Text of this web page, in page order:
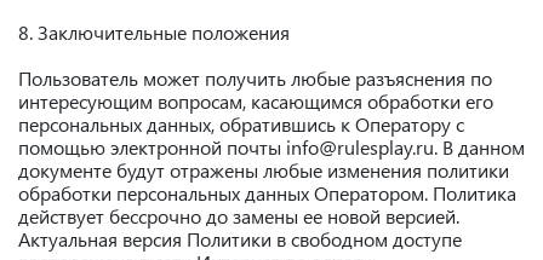
8. Заключительные положения
Пользователь может получить любые разъяснения по
интересующим вопросам, касающимся обработки его
персональных данных, обратившись к Оператору с
помощью электронной почты info@rulesplay.ru. В данном
документе будут отражены любые изменения политики
обработки персональных данных Оператором. Политика
действует бессрочно до замены ее новой версией.
Актуальная версия Политики в свободном доступе